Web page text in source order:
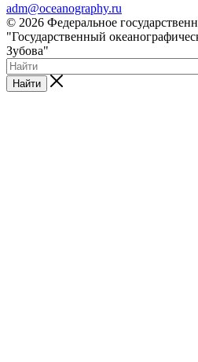
adm@oceanography.ru
© 2026 Федеральное
"Государственный
Зубова"
Найти